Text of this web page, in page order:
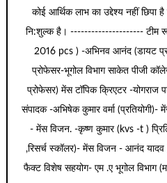
कोई आर्थिक लाभ का उद्देश्य नहीं छिपा
नि:शुल्क है। --------------------- टीम
2016 pcs ) -अभिनव आनंद (डायट
प्रोफेसर-भूगोल विभाग साकेत पीजी
प्रोफेसर) मेंस टॉपिक क्रिएटर -
संपादक -अभिषेक कुमार वर्मा (प्रतियोगी)-
- मेंस विजन. -कृष्ण कुमार (kvs -t )
,रिसर्च स्कॉलर)- मेंस विजन - आनंद यादव
फैक्ट विशेष सहयोग- एम .ए भूगोल विभाग